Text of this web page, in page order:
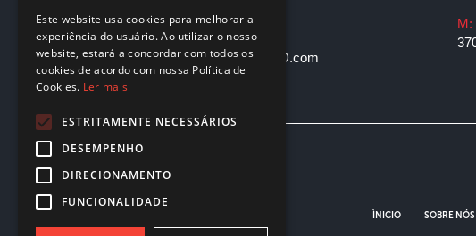
© Optima 2019
Desenvolvido porWEVOLVED.com
M:
ÌNICIO SOBRE NÓS
Este website usa cookies para melhorar a
experiência do usuário. Ao utilizar o nosso
website, estará a concordar com todos os
cookies de acordo com nossa Política de
Cookies. Ler mais
ESTRITAMENTE NECESSÁRIOS
DESEMPENHO
DIRECIONAMENTO
FUNCIONALIDADE